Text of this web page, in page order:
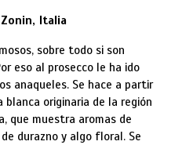
Italia
sobre todo si son
eso al prosecco le ha ido
anaqueles. Se hace a partir
blanca originaria de la región
que muestra aromas de
durazno y algo floral. Se